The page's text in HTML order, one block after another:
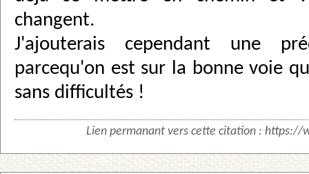
changent.
J'ajouterais cependant une
parcequ'on est sur la bonne voie
sans difficultés !
Lien permanant vers cette citation : https://